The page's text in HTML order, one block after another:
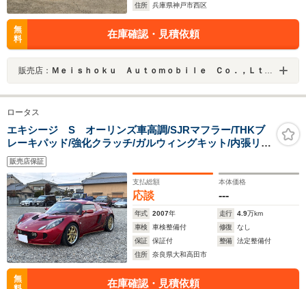
住所
兵庫県神戸市西区
無
料
在庫確認・見積依頼
販売店： Ｍｅｉｓｈｏｋｕ Ａｕｔｏｍｏｂｉｌｅ Ｃｏ．，Ｌｔｄ．
ロータス
エキシージ S オーリンズ車高調/SJRマフラー/THKブ
レーキパッド/強化クラッチ/ガルウィングキット/内張リア
ルアルカンターラ/エスケレートバケットシート/6点式シ
ートベルト/脱着式ステアリングギス+ハンドル/ワンオフ
デカール
販売店保証
支払総額
応談
本体価格
---
年式 2007年 走行 4.9万km
車検
車検整備付 修復
なし
保証
保証付 整備
法定整備付
住所
奈良県大和高田市
無
在庫確認・見積依頼